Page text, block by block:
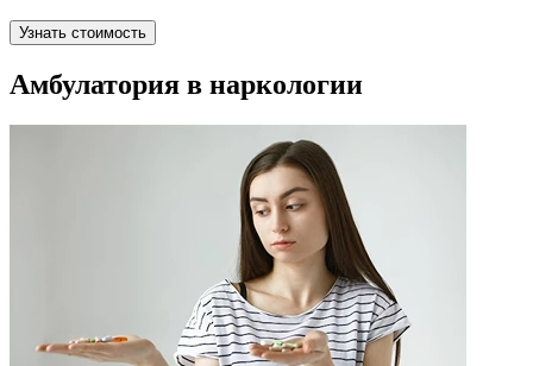
Узнать стоимость
Амбулатория в наркологии